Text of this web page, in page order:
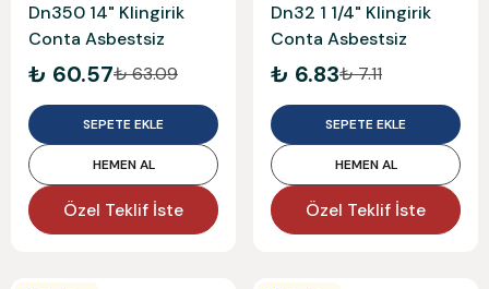
Dn350 14" Klingirik
Conta Asbestsiz
₺ 60.57₺ 63.09
SEPETE EKLE
HEMEN AL
Özel Teklif İste
Dn32 1 1/4" Klingirik
Conta Asbestsiz
₺ 6.83₺ 7.11
SEPETE EKLE
HEMEN AL
Özel Teklif İste